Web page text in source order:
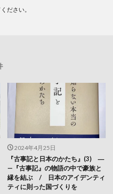
ださい。
2024年4月25日
『古事記と日本のかたち』(3) ―
—『古事記』の物語の中で豪族と
縁を結ぶ / 日本のアイデンティ
ティに則った国づくりを